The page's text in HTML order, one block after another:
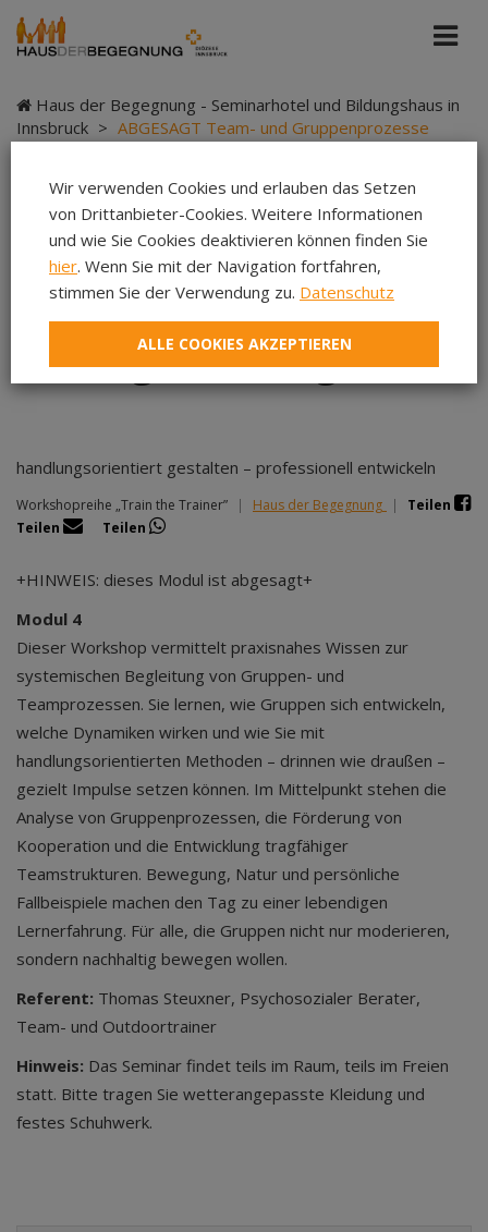
Haus der Begegnung - Seminarhotel und Bildungshaus in
Innsbruck > ABGESAGT Team- und Gruppenprozesse
ABGESAGT Team- und
Gruppenprozesse
erfolgreich begleiten
handlungsorientiert gestalten – professionell entwickeln
Workshopreihe „Train the Trainer” | Haus der Begegnung |
Teilen
Teilen
Teilen
+HINWEIS: dieses Modul ist abgesagt+
Modul 4
Dieser Workshop vermittelt praxisnahes Wissen zur
systemischen Begleitung von Gruppen- und
Teamprozessen. Sie lernen, wie Gruppen sich entwickeln,
welche Dynamiken wirken und wie Sie mit
handlungsorientierten Methoden – drinnen wie draußen –
gezielt Impulse setzen können. Im Mittelpunkt stehen die
Analyse von Gruppenprozessen, die Förderung von
Kooperation und die Entwicklung tragfähiger
Teamstrukturen. Bewegung, Natur und persönliche
Fallbeispiele machen den Tag zu einer lebendigen
Lernerfahrung. Für alle, die Gruppen nicht nur moderieren,
sondern nachhaltig bewegen wollen.
Referent: Thomas Steuxner, Psychosozialer Berater,
Team- und Outdoortrainer
Hinweis: Das Seminar findet teils im Raum, teils im Freien
statt. Bitte tragen Sie wetterangepasste Kleidung und
festes Schuhwerk.
Wir verwenden Cookies und erlauben das Setzen
von Drittanbieter-Cookies. Weitere Informationen
und wie Sie Cookies deaktivieren können finden Sie
hier. Wenn Sie mit der Navigation fortfahren,
stimmen Sie der Verwendung zu. Datenschutz
ALLE COOKIES AKZEPTIEREN